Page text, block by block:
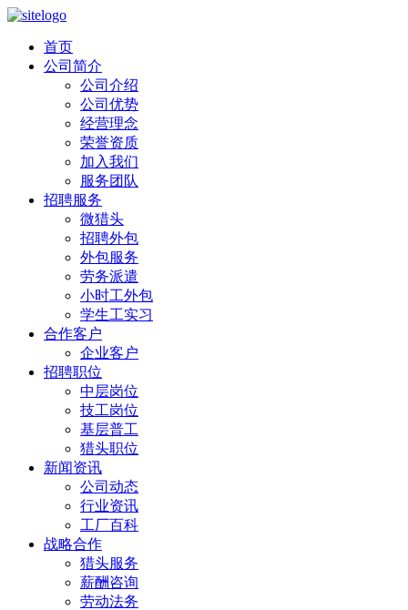
首页
公司简介
公司介绍
公司优势
经营理念
荣誉资质
加入我们
服务团队
招聘服务
微猎头
招聘外包
外包服务
劳务派遣
小时工外包
学生工实习
合作客户
企业客户
招聘职位
中层岗位
技工岗位
基层普工
猎头职位
新闻资讯
公司动态
行业资讯
工厂百科
战略合作
猎头服务
薪酬咨询
劳动法务